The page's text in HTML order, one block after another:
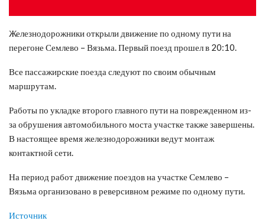
Железнодорожники открыли движение по одному пути на
перегоне Семлево – Вязьма. Первый поезд прошел в 20:10.
Все пассажирские поезда следуют по своим обычным
маршрутам.
Работы по укладке второго главного пути на поврежденном из-
за обрушения автомобильного моста участке также завершены.
В настоящее время железнодорожники ведут монтаж
контактной сети.
На период работ движение поездов на участке Семлево –
Вязьма организовано в реверсивном режиме по одному пути.
Источник